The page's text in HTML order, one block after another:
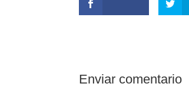
Enviar comentario